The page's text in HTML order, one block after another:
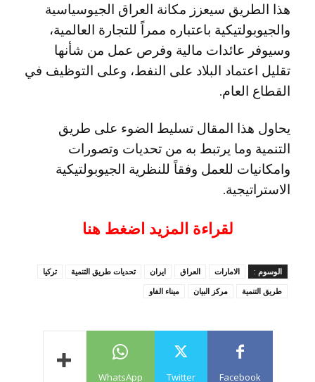
هذا الطريق سيعزز مكانة العراق الجيوسياسية
والجيوبولتيكية باعتباره ممراً للتجارة العالمية،
وسيوفر عائدات مالية وفرص عمل من شأنها
تقليل اعتماد البلاد على النفط، وعلى التوظيف في
القطاع العام.
يحاول هذا المقال تسليط الضوء على طريق
التنمية وما يرتبط به من تحديات وتصورات
وامكانيات للعمل وفقاً للنظرية الجيوبولتيكية
الاستراتيجية.
لقراءة المزيد اضغط هنا
الوسوم : الامارات العراق ايران تحديات طريق التنمية
تركيا
طريق التنمية
مركز البيان ميناء الفاو
Facebook
Twitter
WhatsApp